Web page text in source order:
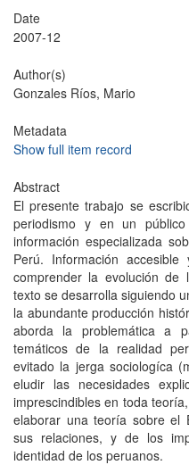
Date
2007-12
Author(s)
Gonzales Ríos, Mario
Metadata
Show full item record
Abstract
El presente trabajo se
periodismo y en un
información especializada
Perú. Información
comprender la evolución de
texto se desarrolla siguiendo
la abundante producción
aborda la problemática a
temáticos de la realidad
evitado la jerga sociologíca
eludir las necesidades
imprescindibles en toda
elaborar una teoría sobre el
sus relaciones, y de los
identidad de los peruanos.